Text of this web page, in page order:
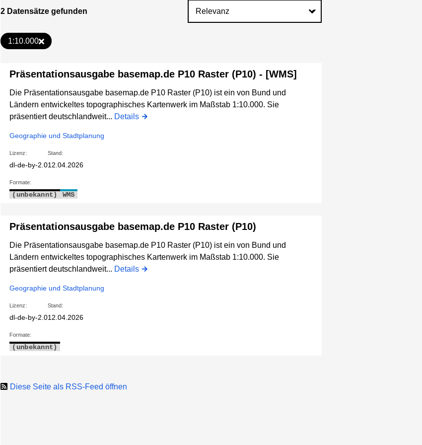
2 Datensätze gefunden
1:10.000
Präsentationsausgabe basemap.de P10 Raster (P10) - [WMS]
Die Präsentationsausgabe basemap.de P10 Raster (P10) ist ein von Bund und
Ländern entwickeltes topographisches Kartenwerk im Maßstab 1:10.000. Sie
präsentiert deutschlandweit... Details
Geographie und Stadtplanung
Lizenz:
dl-de-by-2.0
Stand:
12.04.2026
Formate:
(unbekannt) WMS
Präsentationsausgabe basemap.de P10 Raster (P10)
Die Präsentationsausgabe basemap.de P10 Raster (P10) ist ein von Bund und
Ländern entwickeltes topographisches Kartenwerk im Maßstab 1:10.000. Sie
präsentiert deutschlandweit... Details
Geographie und Stadtplanung
Lizenz:
dl-de-by-2.0
Stand:
12.04.2026
Formate:
(unbekannt)
Diese Seite als RSS-Feed öffnen